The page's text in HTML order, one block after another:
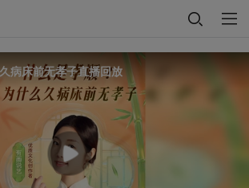
病床前无孝子直播回放